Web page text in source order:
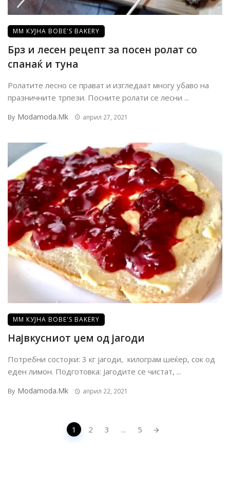
ММ КУЈНА BOBE'S BAKERY
Брз и лесен рецепт за посен ролат со
спанаќ и туна
Ролатите лесно се прават и изгледаат многу убаво на
празничните трпези. Посните ролати се лесни ...
By Modamoda.mk април 27, 2021
ММ КУЈНА BOBE'S BAKERY
Највкусниот џем од јагоди
Потребни состојки: 3 кг јагоди, килограм шеќер, сок од
еден лимон. Подготовка: Јагодите се чистат, ...
By Modamoda.mk април 22, 2021
1 2 3 ... 5